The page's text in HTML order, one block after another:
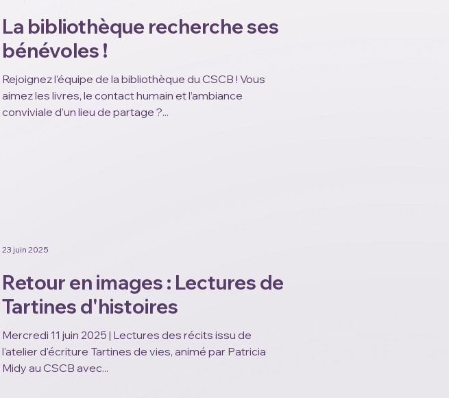
La bibliothèque recherche ses
bénévoles !
Rejoignez l’équipe de la bibliothèque du CSCB ! Vous
aimez les livres, le contact humain et l’ambiance
conviviale d’un lieu de partage ?...
Retour en images : Lectures de
Tartines d'histoires
Mercredi 11 juin 2025 | Lectures des récits issu de
l'atelier d'écriture Tartines de vies, animé par Patricia
Midy au CSCB avec...
23 juin 2025